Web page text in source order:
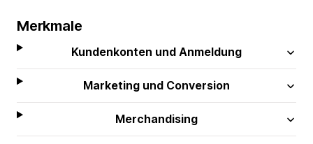
Merkmale
Kundenkonten und Anmeldung
Marketing und Conversion
Merchandising